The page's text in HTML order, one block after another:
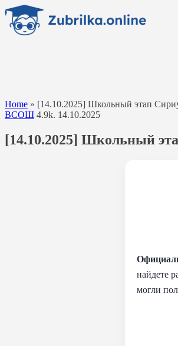
Перейти
содержанию
Home » [14.10.2025] Школьный этап
ВСОШ 4.9k. 14.10.2025
[14.10.2025] Школьный
найдете
могли